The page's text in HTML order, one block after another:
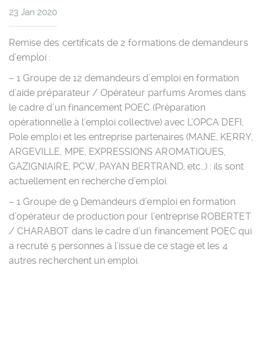
23 Jan 2020
Remise des certificats de 2 formations de demandeurs
d’emploi :
– 1 Groupe de 12 demandeurs d’emploi en formation
d’aide préparateur / Opérateur parfums Aromes dans
le cadre d’un financement POEC (Préparation
opérationnelle à l’emploi collective) avec L’OPCA DEFI,
Pole emploi et les entreprise partenaires (MANE, KERRY,
ARGEVILLE, MPE, EXPRESSIONS AROMATIQUES,
GAZIGNIAIRE, PCW, PAYAN BERTRAND, etc…) : ils sont
actuellement en recherche d’emploi.
– 1 Groupe de 9 Demandeurs d’emploi en formation
d’opérateur de production pour l’entreprise ROBERTET
/ CHARABOT dans le cadre d’un financement POEC qui
a recruté 5 personnes à l’issue de ce stage et les 4
autres recherchent un emploi.